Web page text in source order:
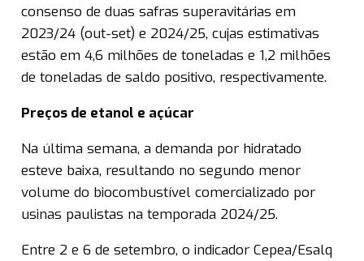
consenso de duas safras superavitárias em
2023/24 (out-set) e 2024/25, cujas estimativas
estão em 4,6 milhões de toneladas e 1,2 milhões
de toneladas de saldo positivo, respectivamente.
Preços de etanol e açúcar
Na última semana, a demanda por hidratado
esteve baixa, resultando no segundo menor
volume do biocombustível comercializado por
usinas paulistas na temporada 2024/25.
Entre 2 e 6 de setembro, o indicador Cepea/Esalq